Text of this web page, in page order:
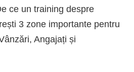
ce un training despre
3 zone importante pentru
Angajați și